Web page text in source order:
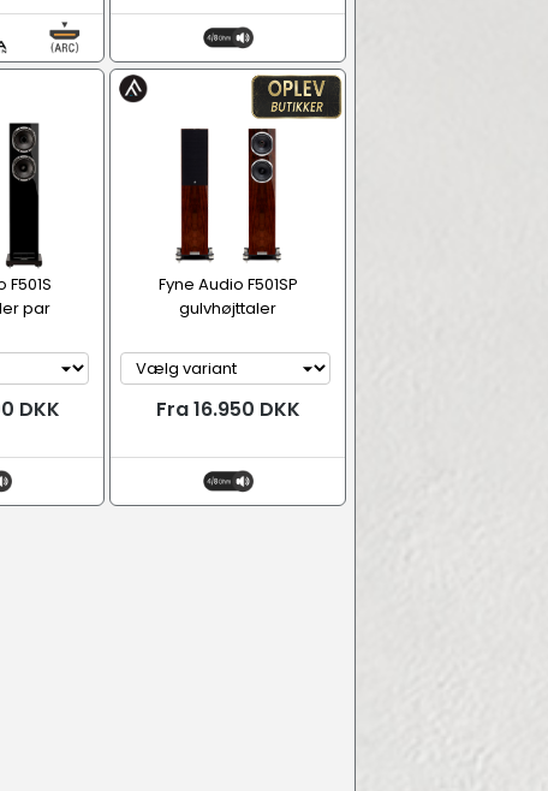
F501S
par
DKK
Fyne Audio F501SP
gulvhøjttaler
Fra 16.950 DKK